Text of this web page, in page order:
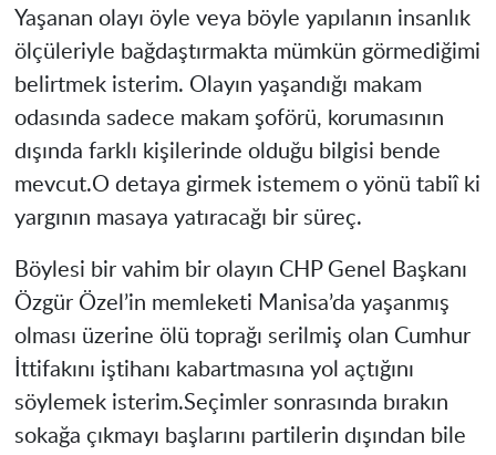
Yaşanan olayı öyle veya böyle yapılanın insanlık
ölçüleriyle bağdaştırmakta mümkün görmediğimi
belirtmek isterim. Olayın yaşandığı makam
odasında sadece makam şoförü, korumasının
dışında farklı kişilerinde olduğu bilgisi bende
mevcut.O detaya girmek istemem o yönü tabiî ki
yargının masaya yatıracağı bir süreç.
Böylesi bir vahim bir olayın CHP Genel Başkanı
Özgür Özel’in memleketi Manisa’da yaşanmış
olması üzerine ölü toprağı serilmiş olan Cumhur
İttifakını iştihanı kabartmasına yol açtığını
söylemek isterim.Seçimler sonrasında bırakın
sokağa çıkmayı başlarını partilerin dışından bile